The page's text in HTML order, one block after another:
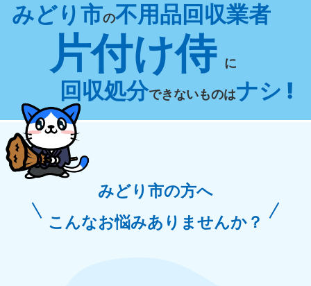
みどり市の不用品回収業者
片付け侍 に
回収処分できないものはナシ !
みどり市の方へ
こんなお悩みありませんか？